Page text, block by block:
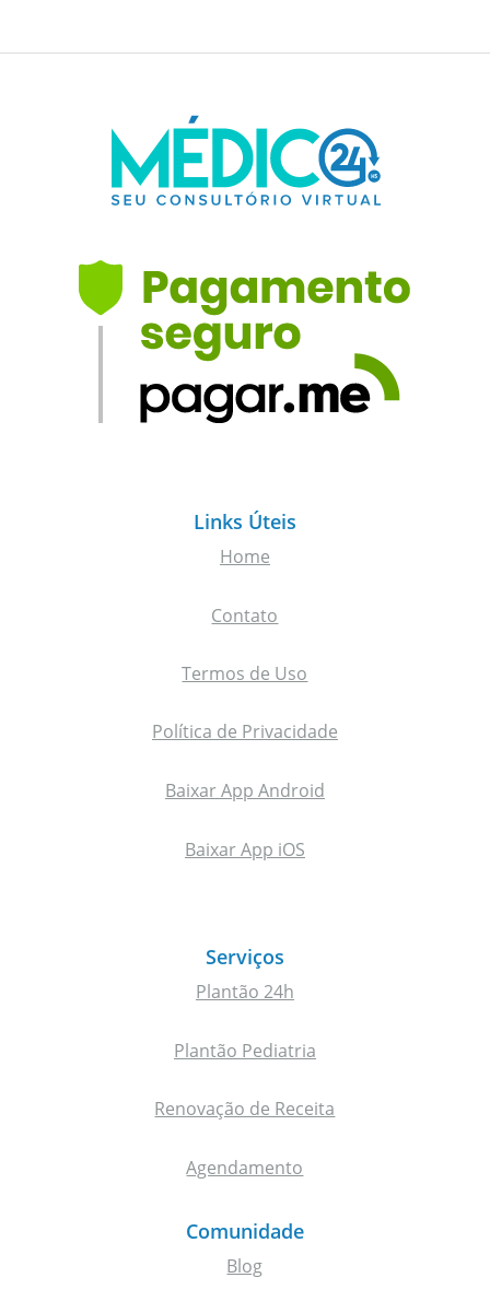
Links Úteis
Home
Contato
Termos de Uso
Política de Privacidade
Baixar App Android
Baixar App iOS
Serviços
Plantão 24h
Plantão Pediatria
Renovação de Receita
Agendamento
Comunidade
Blog